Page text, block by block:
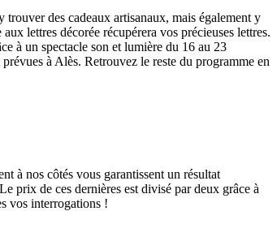
des cadeaux artisanaux, mais également y
lettres décorée récupérera vos précieuses lettres.
à un spectacle son et lumière du 16 au 23
à Alès. Retrouvez le reste du programme en
à nos côtés vous garantissent un résultat
prix de ces dernières est divisé par deux grâce à
vos interrogations !